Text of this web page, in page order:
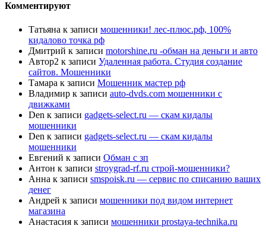
Комментируют
Татьяна к записи мошенники! лес-плюс.рф, 100%
кидалово точка рф
Дмитрий к записи motorshine.ru -обман на деньги и авто
Автор2 к записи Удаленная работа. Студия создание
сайтов. Мошенники
Тамара к записи Мошенник мастер рф
Владимир к записи auto-dvds.com мошенники с
движками
Den к записи gadgets-select.ru — скам кидалы
мошенники
Den к записи gadgets-select.ru — скам кидалы
мошенники
Евгений к записи Обман с зп
Антон к записи stroygrad-rf.ru строй-мошенники?
Анна к записи smspoisk.ru — сервис по списанию ваших
денег
Андрей к записи мошенники под видом интернет
магазина
Анастасия к записи мошенники prostaya-technika.ru